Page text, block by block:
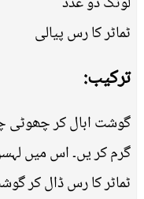
ٹماٹر کا رس پیالی
ترکیب:
گوشت ابال کر چھوٹی
گرم کر یں۔ اس میں
ٹماٹر کا رس ڈال کر